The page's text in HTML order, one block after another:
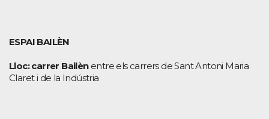
ESPAI BAILÈN
Lloc: carrer Bailènentre els carrers de Sant Antoni Maria
Claret i de la Indústria